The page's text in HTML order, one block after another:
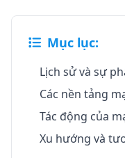
Mục lục:
Lịch sử và sự
Các nền tảng
Tác động của
Xu hướng và